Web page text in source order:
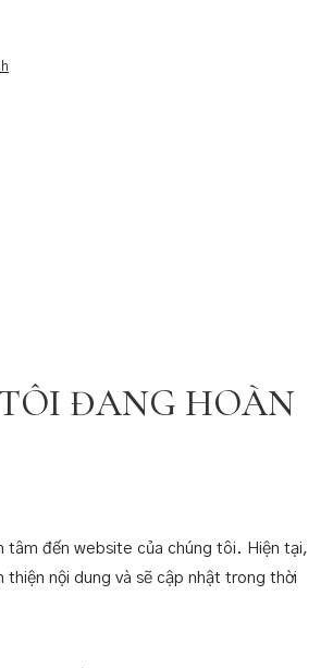
ĐANG HOÀN
tâm đến website của chúng tôi. Hiện tại,
thiện nội dung và sẽ cập nhật trong thời